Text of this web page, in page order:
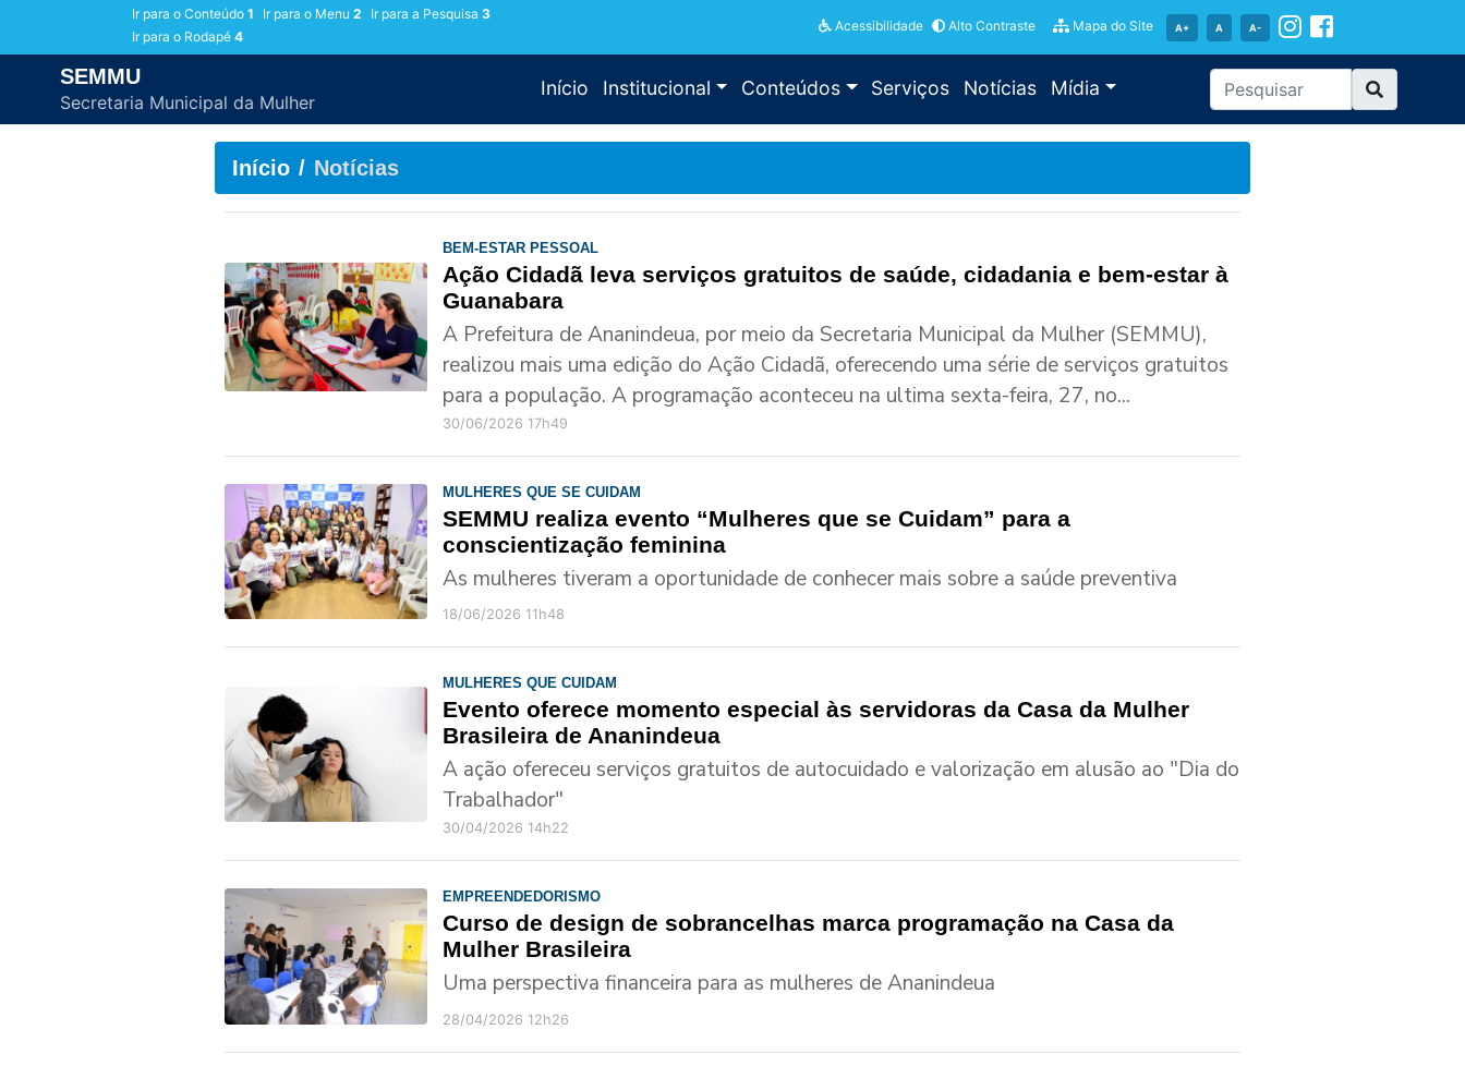
Ir para o Conteúdo 1 Ir para o Menu 2 Ir para a Pesquisa 3
Ir para o Rodapé 4
Acessibilidade Alto Contraste Mapa do Site A+ A A-
SEMMU
Secretaria Municipal da Mulher
Início Institucional Conteúdos Serviços Notícias Mídia
Início Notícias
BEM-ESTAR PESSOAL
Ação Cidadã leva serviços gratuitos de saúde, cidadania e bem-estar à
Guanabara
A Prefeitura de Ananindeua, por meio da Secretaria Municipal da Mulher (SEMMU),
realizou mais uma edição do Ação Cidadã, oferecendo uma série de serviços gratuitos
para a população. A programação aconteceu na ultima sexta-feira, 27, no...
30/06/2026 17h49
MULHERES QUE SE CUIDAM
SEMMU realiza evento “Mulheres que se Cuidam” para a
conscientização feminina
As mulheres tiveram a oportunidade de conhecer mais sobre a saúde preventiva
18/06/2026 11h48
MULHERES QUE CUIDAM
Evento oferece momento especial às servidoras da Casa da Mulher
Brasileira de Ananindeua
A ação ofereceu serviços gratuitos de autocuidado e valorização em alusão ao "Dia do
Trabalhador"
30/04/2026 14h22
EMPREENDEDORISMO
Curso de design de sobrancelhas marca programação na Casa da
Mulher Brasileira
Uma perspectiva financeira para as mulheres de Ananindeua
28/04/2026 12h26